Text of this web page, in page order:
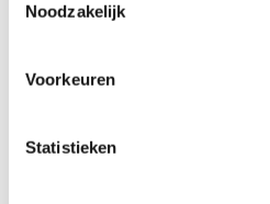
Noodzakelijk
Voorkeuren
Statistieken